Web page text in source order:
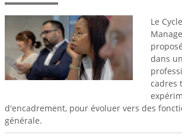
Le
dans
cadres
d'encadrement, pour évoluer vers des
générale.